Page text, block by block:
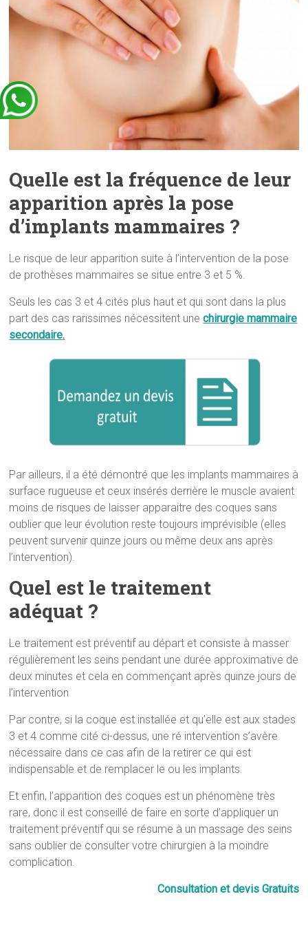
Quelle est la fréquence de leur
apparition après la pose
d’implants mammaires ?
Le risque de leur apparition suite à l’intervention de la pose
de prothèses mammaires se situe entre 3 et 5 %.
Seuls les cas 3 et 4 cités plus haut et qui sont dans la plus
part des cas rarissimes nécessitent unechirurgie mammaire
secondaire.
Par ailleurs, il a été démontré que les implants mammaires à
surface rugueuse et ceux insérés derrière le muscle avaient
moins de risques de laisser apparaitre des coques sans
oublier que leur évolution reste toujours imprévisible (elles
peuvent survenir quinze jours ou même deux ans après
l’intervention).
Quel est le traitement
adéquat ?
Le traitement est préventif au départ et consiste à masser
régulièrement les seins pendant une durée approximative de
deux minutes et cela en commençant après quinze jours de
l’intervention
Par contre, si la coque est installée et qu’elle est aux stades
3 et 4 comme cité ci-dessus, une ré intervention s’avère
nécessaire dans ce cas afin de la retirer ce qui est
indispensable et de remplacer le ou les implants.
Et enfin, l’apparition des coques est un phénomène très
rare, donc il est conseillé de faire en sorte d’appliquer un
traitement préventif qui se résume à un massage des seins
sans oublier de consulter votre chirurgien à la moindre
complication.
Consultation et devis Gratuits